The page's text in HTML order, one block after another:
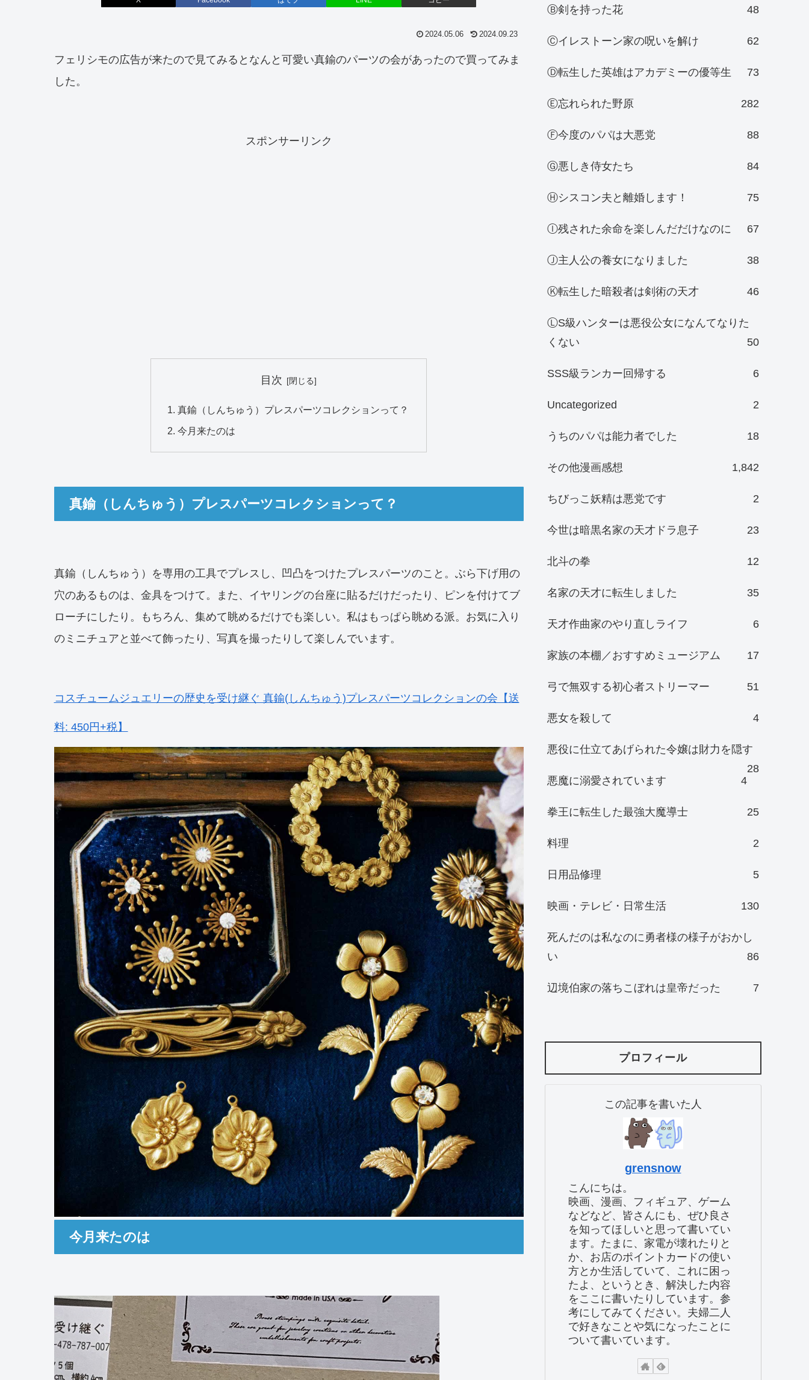
2024.05.06 2024.09.23
フェリシモの広告が来たので見てみるとなんと可愛い真鍮のパーツの会があったので買ってみま
した。
スポンサーリンク
目次
真鍮（しんちゅう）プレスパーツコレクションって？
今月来たのは
真鍮（しんちゅう）プレスパーツコレクションって？
真鍮（しんちゅう）を専用の工具でプレスし、凹凸をつけたプレスパーツのこと。ぶら下げ用の
穴のあるものは、金具をつけて。また、イヤリングの台座に貼るだけだったり、ピンを付けてブ
ローチにしたり。もちろん、集めて眺めるだけでも楽しい。私はもっぱら眺める派。お気に入り
のミニチュアと並べて飾ったり、写真を撮ったりして楽しんでいます。
コスチュームジュエリーの歴史を受け継ぐ 真鍮(しんちゅう)プレスパーツコレクションの会【送
料: 450円+税】
今月来たのは
Ⓑ剣を持った花 48
Ⓒイレストーン家の呪いを解け 62
Ⓓ転生した英雄はアカデミーの優等生 73
Ⓔ忘れられた野原 282
Ⓕ今度のパパは大悪党 88
Ⓖ悪しき侍女たち 84
Ⓗシスコン夫と離婚します！ 75
Ⓘ残された余命を楽しんだだけなのに 67
Ⓙ主人公の養女になりました 38
Ⓚ転生した暗殺者は剣術の天才 46
ⓁS級ハンターは悪役公女になんてなりた
くない
50
SSS級ランカー回帰する 6
Uncategorized 2
うちのパパは能力者でした 18
その他漫画感想 1,842
ちびっこ妖精は悪党です 2
今世は暗黒名家の天才ドラ息子 23
北斗の拳 12
名家の天才に転生しました 35
天才作曲家のやり直しライフ 6
家族の本棚／おすすめミュージアム 17
弓で無双する初心者ストリーマー 51
悪女を殺して 4
悪役に仕立てあげられた令嬢は財力を隠す
28
悪魔に溺愛されています
4
拳王に転生した最強大魔導士 25
料理 2
日用品修理 5
映画・テレビ・日常生活 130
死んだのは私なのに勇者様の様子がおかし
い
86
辺境伯家の落ちこぼれは皇帝だった 7
プロフィール
この記事を書いた人
grensnow
こんにちは。
映画、漫画、フィギュア、ゲーム
などなど、皆さんにも、ぜひ良さ
を知ってほしいと思って書いてい
ます。たまに、家電が壊れたりと
か、お店のポイントカードの使い
方とか生活していて、これに困っ
たよ、というとき、解決した内容
をここに書いたりしています。参
考にしてみてください。夫婦二人
で好きなことや気になったことに
ついて書いています。